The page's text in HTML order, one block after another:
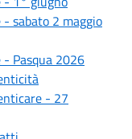
sabato 2 maggio
Pasqua 2026
- 27